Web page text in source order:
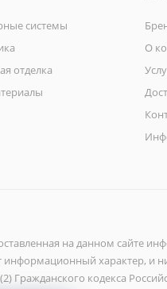
системы
отделка
О
на данном сайте
информационный характер, и
Гражданского кодекса